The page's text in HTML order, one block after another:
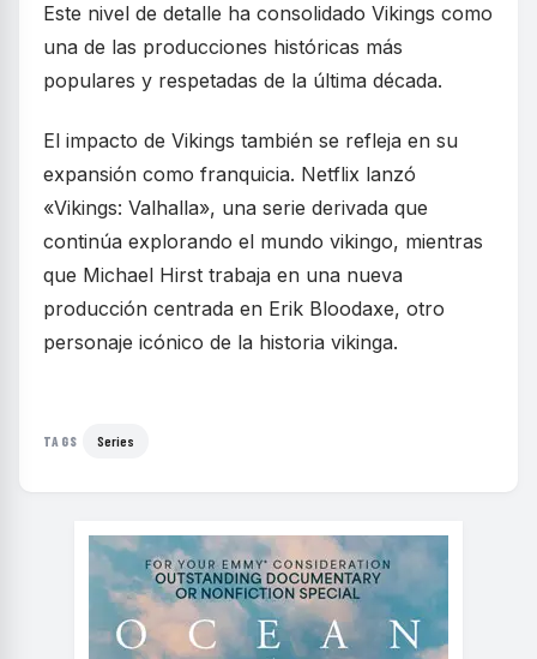
Este nivel de detalle ha consolidado Vikings como
una de las producciones históricas más
populares y respetadas de la última década.
El impacto de Vikings también se refleja en su
expansión como franquicia. Netflix lanzó
«Vikings: Valhalla», una serie derivada que
continúa explorando el mundo vikingo, mientras
que Michael Hirst trabaja en una nueva
producción centrada en Erik Bloodaxe, otro
personaje icónico de la historia vikinga.
TAGS Series